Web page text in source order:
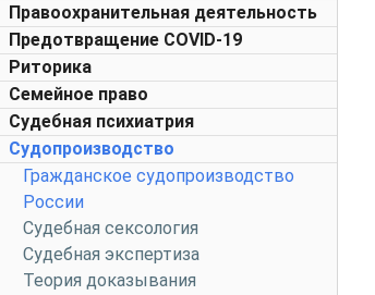
Правоохранительная деятельность
Предотвращение COVID-19
Риторика
Семейное право
Судебная психиатрия
Судопроизводство
Гражданское судопроизводство
России
Судебная сексология
Судебная экспертиза
Теория доказывания